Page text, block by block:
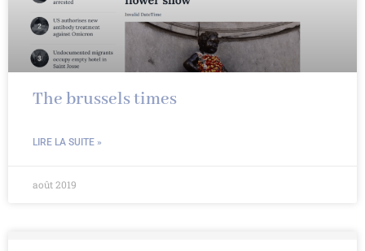
The brussels times
LIRE LA SUITE »
août 2019